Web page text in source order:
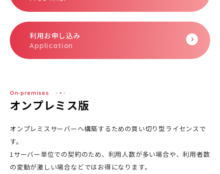
利用お申し込み
On-premises
オンプレミス版
オンプレミスサーバーへ構築するための買い切り型ライセンスで
す。
1サーバー単位での契約のため、利用人数が多い場合や、利用者数
の変動が激しい場合などではお得になります。